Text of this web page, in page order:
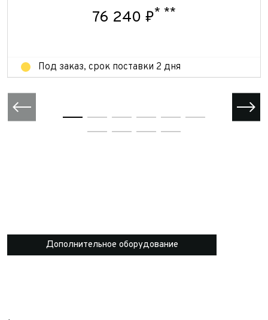
76 240 ₽* **
Под заказ, срок поставки 2 дня
Дополнительное оборудование
Отправить